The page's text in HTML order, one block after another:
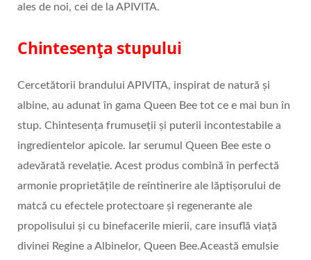
ales de noi, cei de la APIVITA.
Chintesența stupului
Cercetătorii brandului APIVITA, inspirat de natură și
albine, au adunat în gama Queen Bee tot ce e mai bun în
stup. Chintesența frumuseții și puterii incontestabile a
ingredientelor apicole. Iar serumul Queen Bee este o
adevărată revelație. Acest produs combină în perfectă
armonie proprietățile de reîntinerire ale lăptișorului de
matcă cu efectele protectoare și regenerante ale
propolisului și cu binefacerile mierii, care insuflă viață
divinei Regine a Albinelor, Queen Bee.Această emulsie